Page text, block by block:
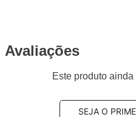
Avaliações
Este produto
SEJA O